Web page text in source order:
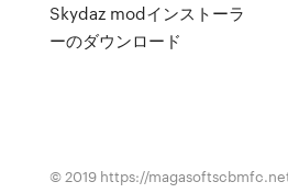
Skydaz modインストーラ
ーのダウンロード
© 2019 https://